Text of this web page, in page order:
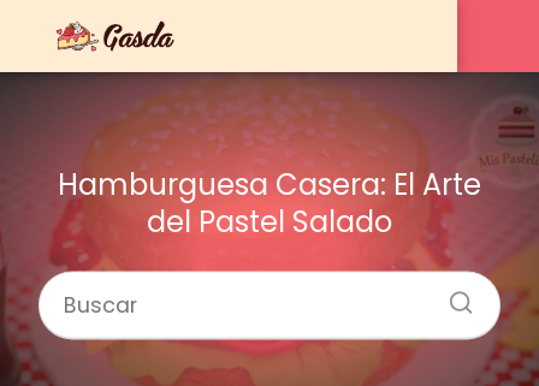
Hamburguesa Casera: El Arte
del Pastel Salado